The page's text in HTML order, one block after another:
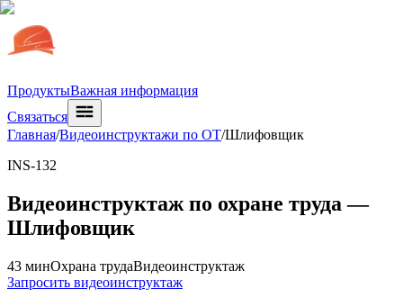
ПродуктыВажная информация
Связаться
Главная/Видеоинструктажи по ОТ/Шлифовщик
INS-132
Видеоинструктаж по охране труда —
Шлифовщик
43 минОхрана трудаВидеоинструктаж
Запросить видеоинструктаж